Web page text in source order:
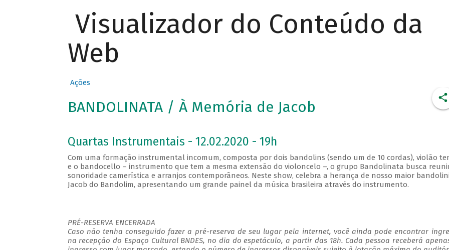
Visualizador do Conteúdo da
Web
Ações
BANDOLINATA / À Memória de Jacob
Quartas Instrumentais - 12.02.2020 - 19h
Com uma formação instrumental incomum, composta por dois bandolins (sendo um de 10 cordas), violão
e o bandocello – instrumento que tem a mesma extensão do violoncelo –, o grupo Bandolinata busca
sonoridade camerística e arranjos contemporâneos. Neste show, celebra a herança de nosso maior
Jacob do Bandolim, apresentando um grande painel da música brasileira através do instrumento.
PRÉ-RESERVA ENCERRADA
Caso não tenha conseguido fazer a pré-reserva de seu lugar pela internet, você ainda pode encontrar
na recepção do Espaço Cultural BNDES, no dia do espetáculo, a partir das 18h. Cada pessoa receberá